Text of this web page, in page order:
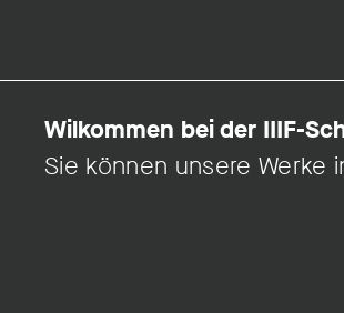
Wilkommen bei der IIIF-
Sie können unsere Werke